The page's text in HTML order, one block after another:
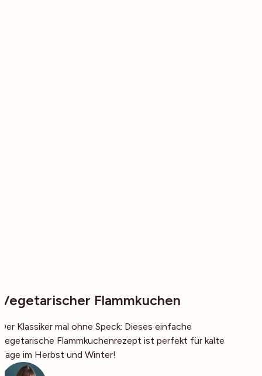
Vegetarischer Flammkuchen
Der Klassiker mal ohne Speck: Dieses einfache
vegetarische Flammkuchenrezept ist perfekt für kalte
Tage im Herbst und Winter!